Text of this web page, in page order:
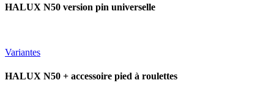
HALUX N50 version pin universelle
Variantes
HALUX N50 + accessoire pied à roulettes